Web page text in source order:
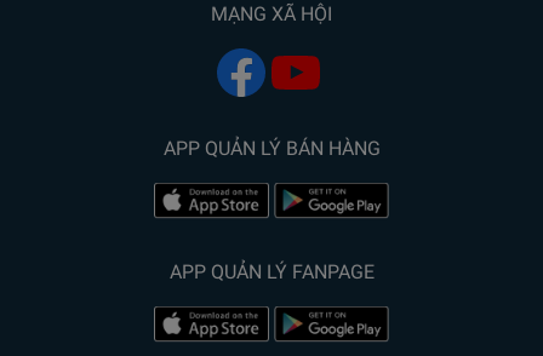
MẠNG XÃ HỘI
APP QUẢN LÝ BÁN HÀNG
APP QUẢN LÝ FANPAGE